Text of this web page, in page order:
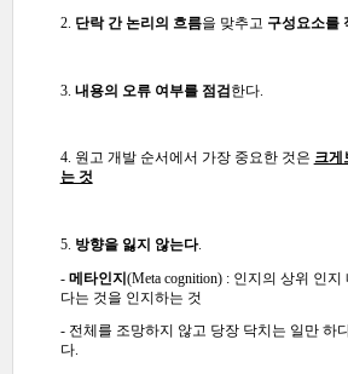
2. 단락 간 논리의 흐름을 맞추고 구성요소를
3. 내용의 오류 여부를 점검한다.
4. 원고 개발 순서에서 가장 중요한 것은 크게
는 것
5. 방향을 잃지 않는다.
- 메타인지(Meta cognition) : 인지의 상위 인
다는 것을 인지하는 것
- 전체를 조망하지 않고 당장 닥치는 일만 하
다.